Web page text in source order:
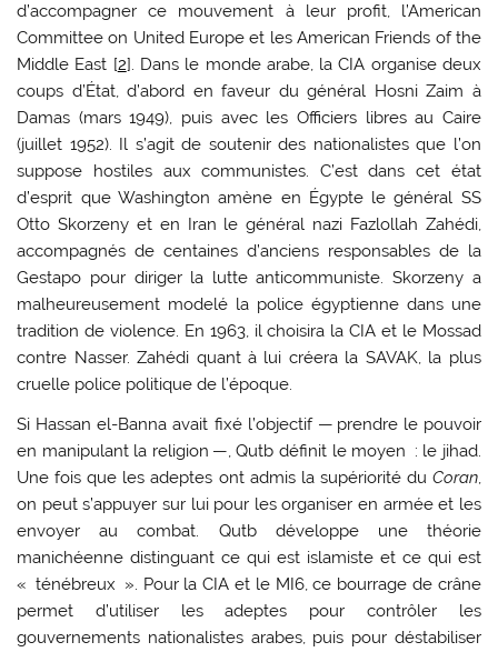
d’accompagner ce mouvement à leur profit, l’American
Committee on United Europe et les American Friends of the
Middle East [2]. Dans le monde arabe, la CIA organise deux
coups d’État, d’abord en faveur du général Hosni Zaim à
Damas (mars 1949), puis avec les Officiers libres au Caire
(juillet 1952). Il s’agit de soutenir des nationalistes que l’on
suppose hostiles aux communistes. C’est dans cet état
d’esprit que Washington amène en Égypte le général SS
Otto Skorzeny et en Iran le général nazi Fazlollah Zahédi,
accompagnés de centaines d’anciens responsables de la
Gestapo pour diriger la lutte anticommuniste. Skorzeny a
malheureusement modelé la police égyptienne dans une
tradition de violence. En 1963, il choisira la CIA et le Mossad
contre Nasser. Zahédi quant à lui créera la SAVAK, la plus
cruelle police politique de l’époque.
Si Hassan el-Banna avait fixé l’objectif — prendre le pouvoir
en manipulant la religion —, Qutb définit le moyen : le jihad.
Une fois que les adeptes ont admis la supériorité du Coran,
on peut s’appuyer sur lui pour les organiser en armée et les
envoyer au combat. Qutb développe une théorie
manichéenne distinguant ce qui est islamiste et ce qui est
« ténébreux ». Pour la CIA et le MI6, ce bourrage de crâne
permet d’utiliser les adeptes pour contrôler les
gouvernements nationalistes arabes, puis pour déstabiliser